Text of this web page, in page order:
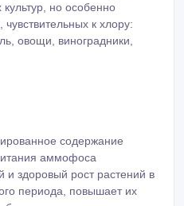
культур, но особенно
чувствительных к хлору:
овощи, виноградники,
содержание
аммофоса
и здоровый рост растений в
периода, повышает их